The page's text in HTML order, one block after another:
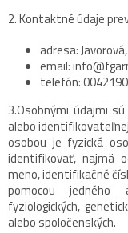
2.Kontaktné údaje
adresa:
email:
telefón:
3.Osobnými údajmi
alebo
osobou je fyzická
identifikovať, najmä
meno, identifikačné
pomocou jedného
fyziologických,
alebo spoločenských.